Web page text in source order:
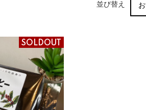
並び替え
SOLDOUT